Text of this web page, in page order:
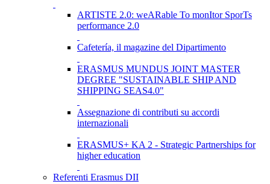
ARTISTE 2.0: weARable To monItor SporTs
performance 2.0
Cafetería, il magazine del Dipartimento
ERASMUS MUNDUS JOINT MASTER
DEGREE "SUSTAINABLE SHIP AND
SHIPPING SEAS4.0"
Assegnazione di contributi su accordi
internazionali
ERASMUS+ KA 2 - Strategic Partnerships for
higher education
Referenti Erasmus DII